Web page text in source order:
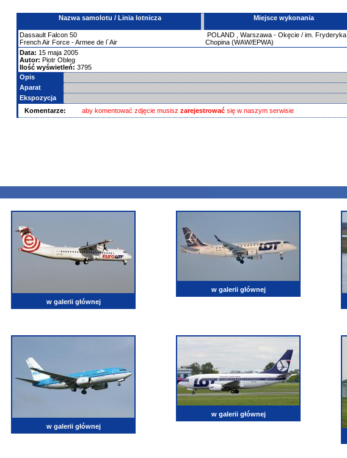
Nazwa samolotu / Linia lotnicza Miejsce wykonania
Dassault Falcon 50
French Air Force - Armee de l`Air
POLAND
Warszawa - Okęcie / im. Fryderyka
Chopina (WAW/EPWA)
Data: 15 maja 2005
Autor: Piotr Obleg
Ilość wyświetleń: 3795
Opis
Aparat
Ekspozycja
Komentarze:
aby komentować zdjęcie musisz zarejestrować się w naszym serwisie
w galerii głównej
w galerii głównej
w galerii głównej
w galerii głównej